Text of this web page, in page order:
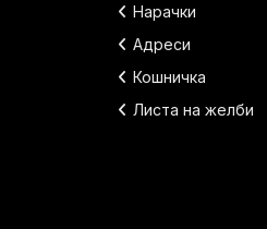
Нарачки
Адреси
Кошничка
Листа на желби